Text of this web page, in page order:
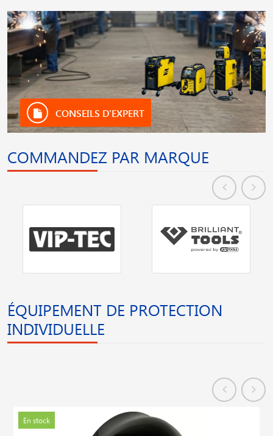
CONSEILS D’EXPERT
COMMANDEZ PAR MARQUE
ÉQUIPEMENT DE PROTECTION
INDIVIDUELLE
En stock